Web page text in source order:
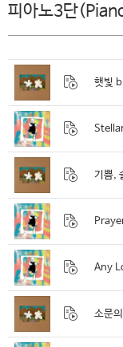
피아노3단
햇빛
기쁨,
Any
소문